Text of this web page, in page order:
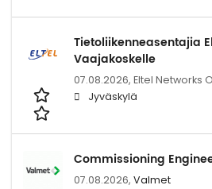
Tietoliikenneasentajia
Vaajakoskelle
07.08.2026, Eltel Networks
Jyväskylä
Commissioning
07.08.2026, Valmet